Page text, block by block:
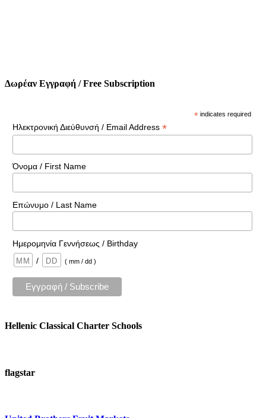
Δωρέαν Εγγραφή / Free Subscription
* indicates required
Ηλεκτρονική Διεύθυνσή / Email Address *
Όνομα / First Name
Επώνυμο / Last Name
Ημερομηνία Γεννήσεως / Birthday
/
( mm / dd )
Hellenic Classical Charter Schools
flagstar